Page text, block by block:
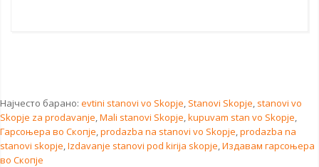
Најчесто барано: evtini stanovi vo Skopje, Stanovi Skopje, stanovi vo
Skopje za prodavanje,Mali stanovi Skopje,kupuvam stan vo Skopje,
Гарсоњера во Скопје,prodazba na stanovi vo Skopje,prodazba na
stanovi skopje,Izdavanje stanovi pod kirija skopje,Издавам гарсоњера
во Скопје